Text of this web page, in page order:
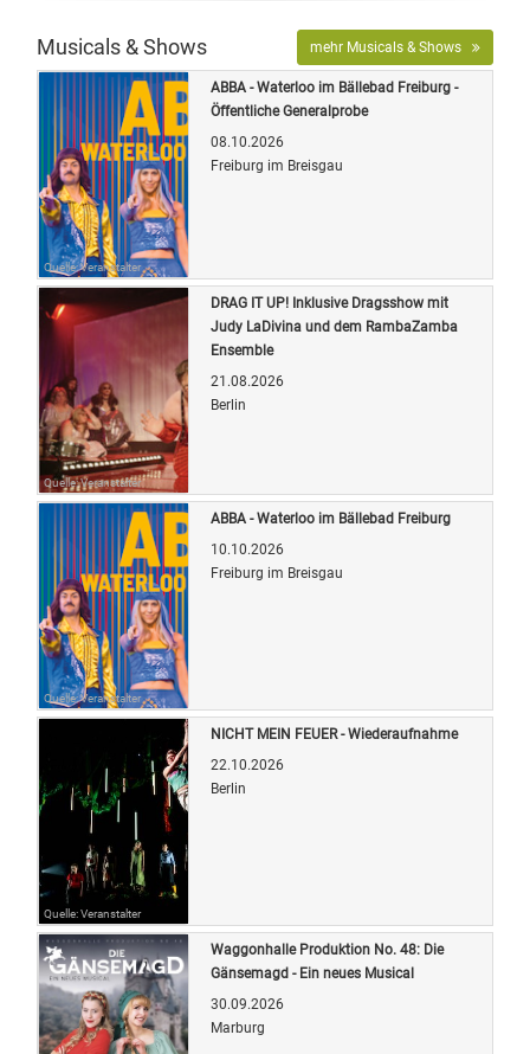
Musicals & Shows mehr Musicals & Shows
Quelle: Veranstalter
ABBA - Waterloo im Bällebad Freiburg -
Öffentliche Generalprobe
08.10.2026
Freiburg im Breisgau
Quelle: Veranstalter
DRAG IT UP! Inklusive Dragsshow mit
Judy LaDivina und dem RambaZamba
Ensemble
21.08.2026
Berlin
Quelle: Veranstalter
ABBA - Waterloo im Bällebad Freiburg
10.10.2026
Freiburg im Breisgau
Quelle: Veranstalter
NICHT MEIN FEUER - Wiederaufnahme
22.10.2026
Berlin
Waggonhalle Produktion No. 48: Die
Gänsemagd - Ein neues Musical
30.09.2026
Marburg